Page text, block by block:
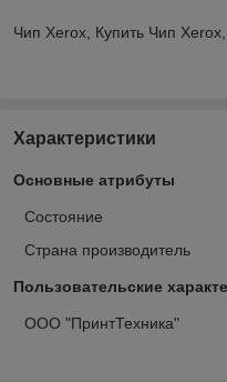
Чип Xerox, Купить Чип
Характеристики
Основные атрибуты
Состояние
Страна производитель
Пользовательские
ООО "ПринтТехника"